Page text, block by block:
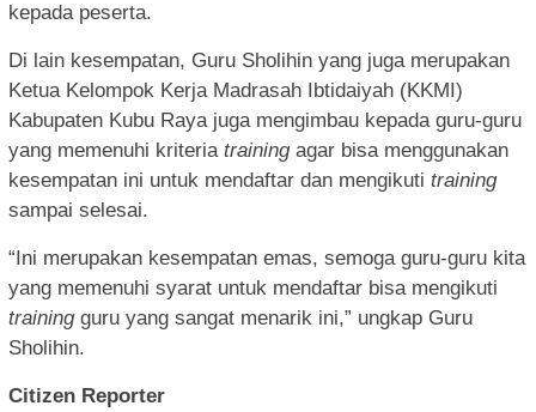
kepada peserta.
Di lain kesempatan, Guru Sholihin yang juga merupakan
Ketua Kelompok Kerja Madrasah Ibtidaiyah (KKMI)
Kabupaten Kubu Raya juga mengimbau kepada guru-guru
yang memenuhi kriteria trainingagar bisa menggunakan
kesempatan ini untuk mendaftar dan mengikuti training
sampai selesai.
“Ini merupakan kesempatan emas, semoga guru-guru kita
yang memenuhi syarat untuk mendaftar bisa mengikuti
trainingguru yang sangat menarik ini,” ungkap Guru
Sholihin.
Citizen Reporter